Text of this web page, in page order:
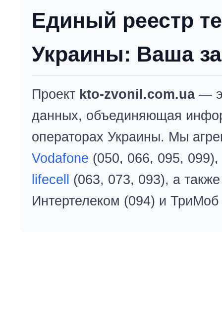
Единый реестр
Украины: Ваша
Проект kto-zvonil.com.ua—
данных, объединяющая
операторах Украины. Мы
Vodafone (050, 066, 095, 099),
lifecell
(063, 073, 093), а
Интертелеком (094) и ТриМоб